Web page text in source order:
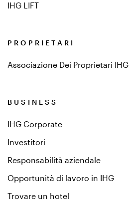
IHG LIFT
PROPRIETARI
Associazione Dei Proprietari IHG
BUSINESS
IHG Corporate
Investitori
Responsabilità aziendale
Opportunità di lavoro in IHG
Trovare un hotel